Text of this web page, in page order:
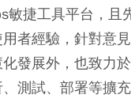
敏捷工具平台，且
者經驗，針對意
發展外，也致力
測試、部署等擴